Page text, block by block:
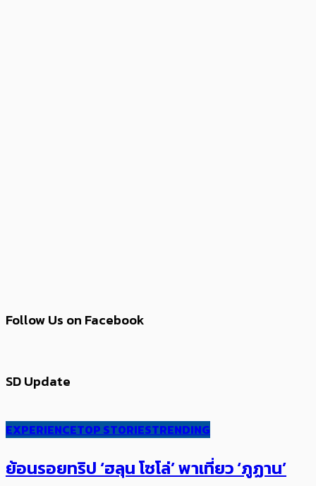
Follow Us on Facebook
SD Update
EXPERIENCETOP STORIESTRENDING
ย้อนรอยทริป ‘ฮลุน โซโล่’ ​​พาเที่ยว ‘ภูฏาน’